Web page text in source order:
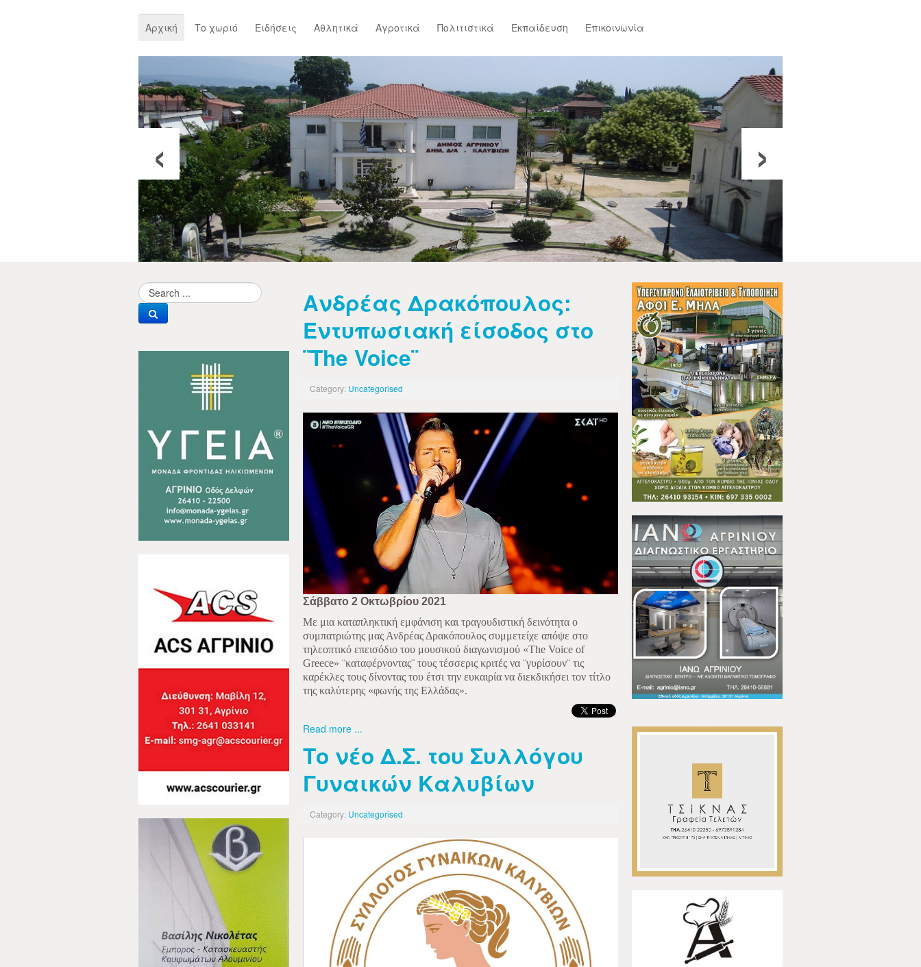
Αρχική Το χωριό Ειδήσεις Αθλητικά Αγροτικά Πολιτιστικά Εκπαίδευση Επικοινωνία
‹ ›
Ανδρέας Δρακόπουλος:
Εντυπωσιακή είσοδος στο
¨The Voice¨
Category: Uncategorised
Σάββατο 2 Οκτωβρίου 2021
Με μια καταπληκτική εμφάνιση και τραγουδιστική δεινότητα ο
συμπατριώτης μας Ανδρέας Δρακόπουλος συμμετείχε απόψε στο
τηλεοπτικό επεισόδιο του μουσικού διαγωνισμού «The Voice of
Greece» ¨καταφέρνοντας¨ τους τέσσερις κριτές να ¨γυρίσουν¨ τις
καρέκλες τους δίνοντας του έτσι την ευκαιρία να διεκδικήσει τον τίτλο
της καλύτερης «φωνής της Ελλάδας».
Read more ...
Το νέο Δ.Σ. του Συλλόγου
Γυναικών Καλυβίων
Category: Uncategorised